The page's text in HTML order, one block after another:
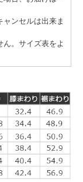
ャンセルは出来ま
ん。サイズ表をよ